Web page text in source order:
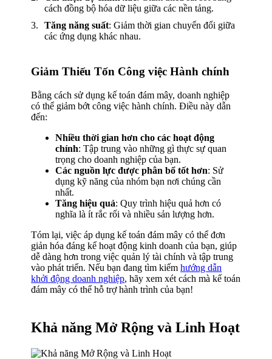
cách đồng bộ hóa dữ liệu giữa các nền tảng.
Tăng năng suất: Giảm thời gian chuyển đổi giữa
các ứng dụng khác nhau.
Giảm Thiếu Tốn Công việc Hành chính
Bằng cách sử dụng kế toán đám mây, doanh nghiệp
có thể giảm bớt công việc hành chính. Điều này dẫn
đến:
Nhiều thời gian hơn cho các hoạt động
chính: Tập trung vào những gì thực sự quan
trọng cho doanh nghiệp của bạn.
Các nguồn lực được phân bổ tốt hơn: Sử
dụng kỹ năng của nhóm bạn nơi chúng cần
nhất.
Tăng hiệu quả: Quy trình hiệu quả hơn có
nghĩa là ít rắc rối và nhiều sản lượng hơn.
Tóm lại, việc áp dụng kế toán đám mây có thể đơn
giản hóa đáng kể hoạt động kinh doanh của bạn, giúp
dễ dàng hơn trong việc quản lý tài chính và tập trung
vào phát triển. Nếu bạn đang tìm kiếmhướng dẫn
khởi động doanh nghiệp, hãy xem xét cách mà kế toán
đám mây có thể hỗ trợ hành trình của bạn!
Khả năng Mở Rộng và Linh Hoạt